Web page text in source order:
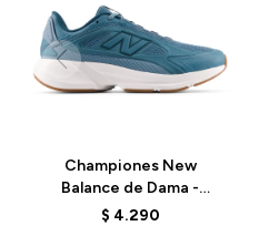
Championes New
Balance de Dama -
Amaste - WCAT8WW -
$ 4.290